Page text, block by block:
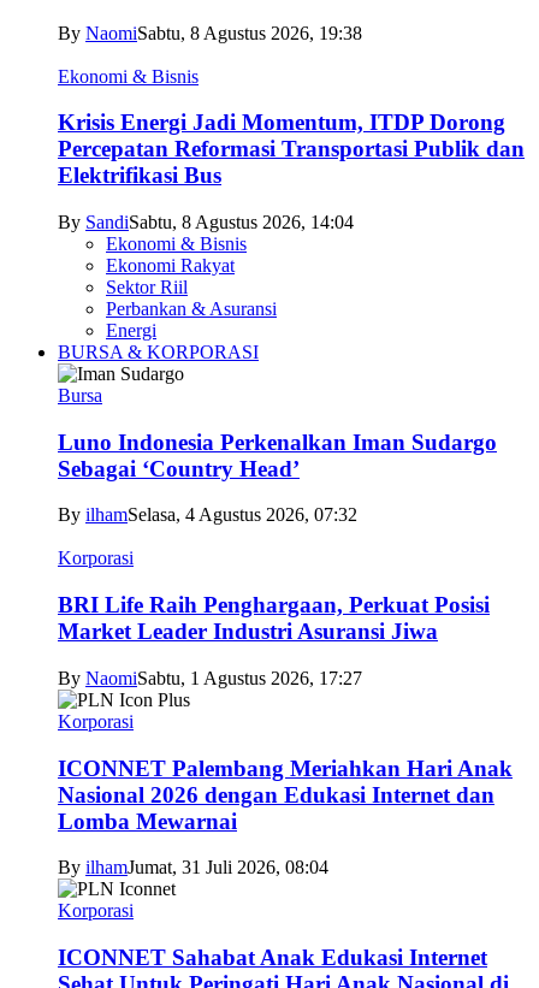
By NaomiSabtu, 8 Agustus 2026, 19:38
Ekonomi & Bisnis
Krisis Energi Jadi Momentum, ITDP Dorong
Percepatan Reformasi Transportasi Publik dan
Elektrifikasi Bus
By SandiSabtu, 8 Agustus 2026, 14:04
Ekonomi & Bisnis
Ekonomi Rakyat
Sektor Riil
Perbankan & Asuransi
Energi
BURSA & KORPORASI
Bursa
Luno Indonesia Perkenalkan Iman Sudargo
Sebagai ‘Country Head’
By ilhamSelasa, 4 Agustus 2026, 07:32
Korporasi
BRI Life Raih Penghargaan, Perkuat Posisi
Market Leader Industri Asuransi Jiwa
By NaomiSabtu, 1 Agustus 2026, 17:27
Korporasi
ICONNET Palembang Meriahkan Hari Anak
Nasional 2026 dengan Edukasi Internet dan
Lomba Mewarnai
By ilhamJumat, 31 Juli 2026, 08:04
Korporasi
ICONNET Sahabat Anak Edukasi Internet